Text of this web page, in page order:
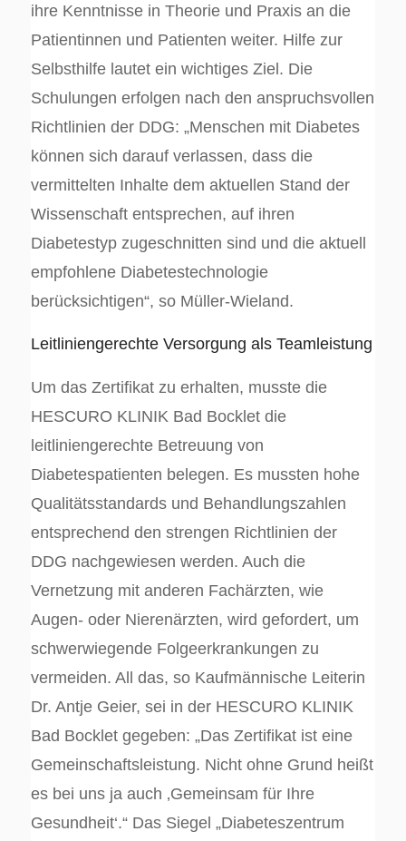
ihre Kenntnisse in Theorie und Praxis an die
Patientinnen und Patienten weiter. Hilfe zur
Selbsthilfe lautet ein wichtiges Ziel. Die
Schulungen erfolgen nach den anspruchsvollen
Richtlinien der DDG: „Menschen mit Diabetes
können sich darauf verlassen, dass die
vermittelten Inhalte dem aktuellen Stand der
Wissenschaft entsprechen, auf ihren
Diabetestyp zugeschnitten sind und die aktuell
empfohlene Diabetestechnologie
berücksichtigen“, so Müller-Wieland.
Leitliniengerechte Versorgung als Teamleistung
Um das Zertifikat zu erhalten, musste die
HESCURO KLINIK Bad Bocklet die
leitliniengerechte Betreuung von
Diabetespatienten belegen. Es mussten hohe
Qualitätsstandards und Behandlungszahlen
entsprechend den strengen Richtlinien der
DDG nachgewiesen werden. Auch die
Vernetzung mit anderen Fachärzten, wie
Augen- oder Nierenärzten, wird gefordert, um
schwerwiegende Folgeerkrankungen zu
vermeiden. All das, so Kaufmännische Leiterin
Dr. Antje Geier, sei in der HESCURO KLINIK
Bad Bocklet gegeben: „Das Zertifikat ist eine
Gemeinschaftsleistung. Nicht ohne Grund heißt
es bei uns ja auch ‚Gemeinsam für Ihre
Gesundheit‘.“ Das Siegel „Diabeteszentrum